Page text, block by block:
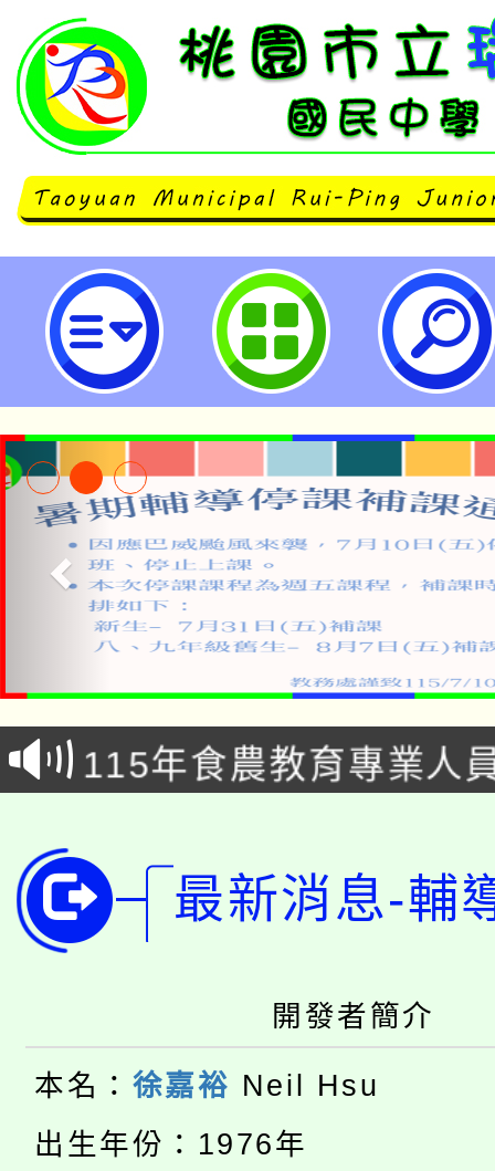
neilrpjhstyc網站設計者：徐嘉
淨零綠生活教案入校路
會
115年食農教育專業人
學期銜接期間理賠案件
學籍身 分審查程序及
版
淨零綠領人才培育課程
公告本校115學年度第
桃園市115學年度學生
生本土語及新住民語歌
公告本校115學年度第
代理(課)教師甄選結果(
公告本校115學年度第
最新消息-輔
開發者簡介
本名： 徐嘉裕 Neil Hsu
出生年份：1976年